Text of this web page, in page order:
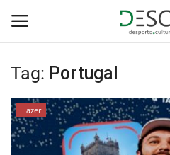
Login
Home
Tag: Portugal
Lazer